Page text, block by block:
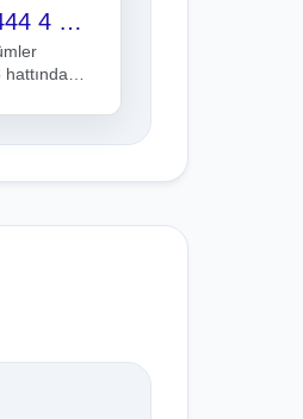
İstanbul Eşya Depolama – Turuncu Depo 444 4 213